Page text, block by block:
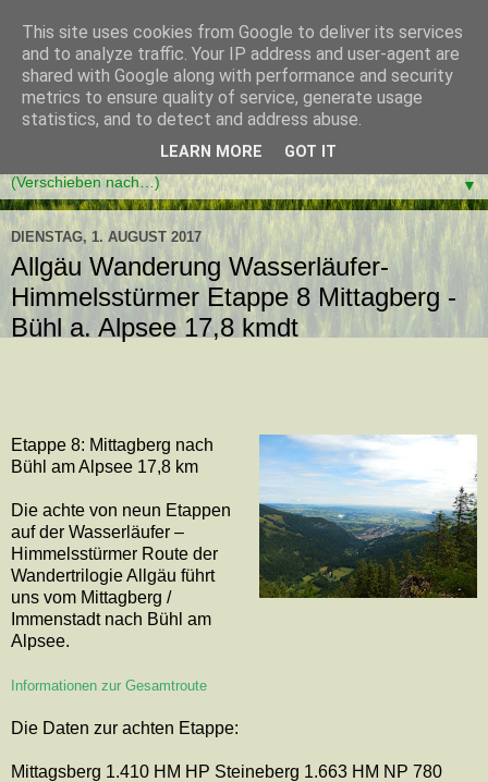
▼
DIENSTAG, 1. AUGUST 2017
Allgäu Wanderung Wasserläufer-
Himmelsstürmer Etappe 8 Mittagberg -
Bühl a. Alpsee 17,8 kmdt
Etappe 8: Mittagberg nach
Bühl am Alpsee 17,8 km
Die achte von neun Etappen
auf der Wasserläufer –
Himmelsstürmer Route der
Wandertrilogie Allgäu führt
uns vom Mittagberg /
Immenstadt nach Bühl am
Alpsee.
Informationen zur Gesamtroute
Die Daten zur achten Etappe:
Mittagsberg 1.410 HM HP Steineberg 1.663 HM NP 780
This site uses cookies from Google to deliver its services
and to analyze traffic. Your IP address and user-agent are
shared with Google along with performance and security
metrics to ensure quality of service, generate usage
statistics, and to detect and address abuse.
LEARN MORE GOT IT